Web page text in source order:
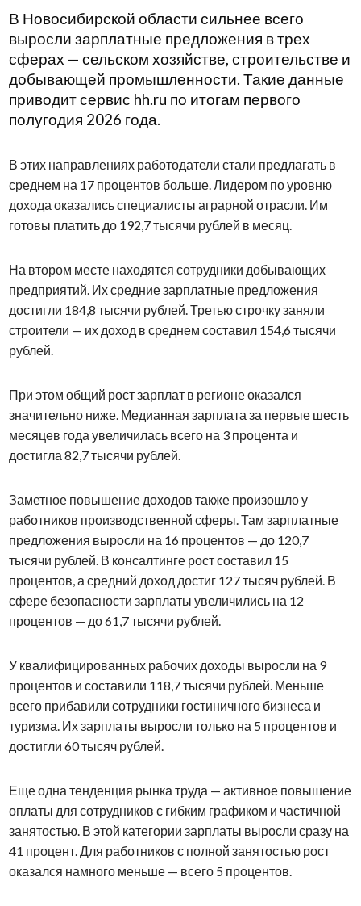
В Новосибирской области сильнее всего
выросли зарплатные предложения в трех
сферах — сельском хозяйстве, строительстве и
добывающей промышленности. Такие данные
приводит сервис hh.ru по итогам первого
полугодия 2026 года.
В этих направлениях работодатели стали предлагать в
среднем на 17 процентов больше. Лидером по уровню
дохода оказались специалисты аграрной отрасли. Им
готовы платить до 192,7 тысячи рублей в месяц.
На втором месте находятся сотрудники добывающих
предприятий. Их средние зарплатные предложения
достигли 184,8 тысячи рублей. Третью строчку заняли
строители — их доход в среднем составил 154,6 тысячи
рублей.
При этом общий рост зарплат в регионе оказался
значительно ниже. Медианная зарплата за первые шесть
месяцев года увеличилась всего на 3 процента и
достигла 82,7 тысячи рублей.
Заметное повышение доходов также произошло у
работников производственной сферы. Там зарплатные
предложения выросли на 16 процентов — до 120,7
тысячи рублей. В консалтинге рост составил 15
процентов, а средний доход достиг 127 тысяч рублей. В
сфере безопасности зарплаты увеличились на 12
процентов — до 61,7 тысячи рублей.
У квалифицированных рабочих доходы выросли на 9
процентов и составили 118,7 тысячи рублей. Меньше
всего прибавили сотрудники гостиничного бизнеса и
туризма. Их зарплаты выросли только на 5 процентов и
достигли 60 тысяч рублей.
Еще одна тенденция рынка труда — активное повышение
оплаты для сотрудников с гибким графиком и частичной
занятостью. В этой категории зарплаты выросли сразу на
41 процент. Для работников с полной занятостью рост
оказался намного меньше — всего 5 процентов.